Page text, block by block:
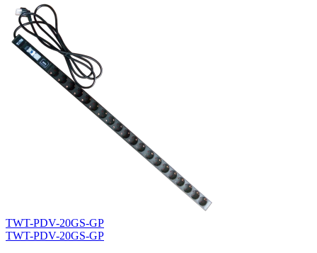
TWT-PDV-20GS-GP
TWT-PDV-20GS-GP